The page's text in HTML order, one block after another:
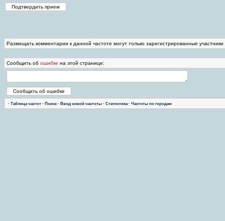
Размещать комментарии к данной частоте могут только зарегистрированные
Сообщить об ошибке на этой странице:
· Таблица частот · Поиск · Ввод новой частоты · Статистика· Частоты по городам